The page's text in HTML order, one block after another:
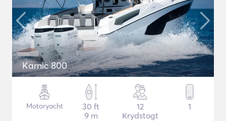
Karnic 800
Motoryacht
30 ft
9 m
12
Krydstogt
1